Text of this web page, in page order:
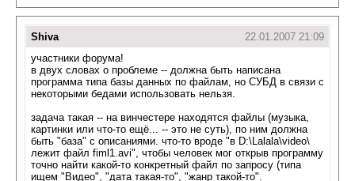
Shiva
22.01.2007 21:09
участники форума!
в двух словах о проблеме -- должна быть написана
программа типа базы данных по файлам, но СУБД в связи с
некоторыми бедами использовать нельзя.
задача такая -- на винчестере находятся файлы (музыка,
картинки или что-то ещё... -- это не суть), по ним должна
быть "база" с описаниями. что-то вроде "в D:\Lalala\video\
лежит файл fiml1.avi", чтобы человек мог открыв программу
точно найти какой-то конкретный файл по запросу (типа
ищем "Видео", "дата такая-то", "жанр такой-то".